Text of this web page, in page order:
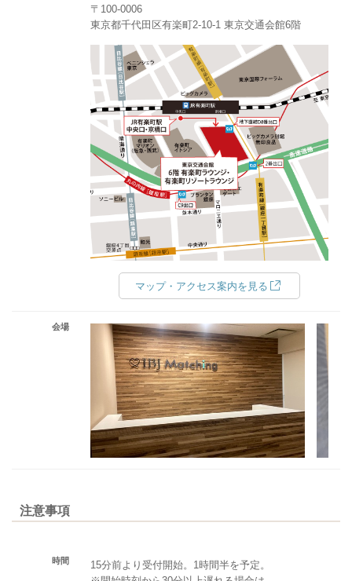
〒100-0006
東京都千代田区有楽町2-10-1 東京交通会館6階
マップ・アクセス案内を見る
会場
注意事項
時間
15分前より受付開始。1時間半を予定。